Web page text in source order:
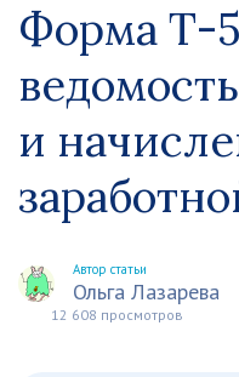
Форма Т-
и
Автор статьи
Ольга Лазарева
12 608 просмотров